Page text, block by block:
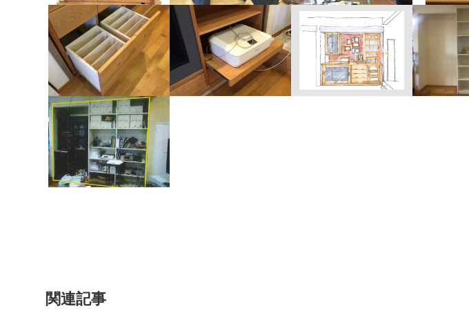
関連記事